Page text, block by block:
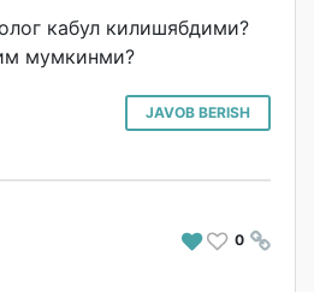
кабул килишябдими?
мумкинми?
JAVOB BERISH
# 0